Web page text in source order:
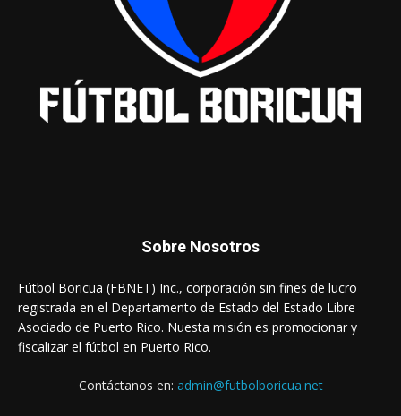
Sobre Nosotros
Fútbol Boricua (FBNET) Inc., corporación sin fines de lucro
registrada en el Departamento de Estado del Estado Libre
Asociado de Puerto Rico. Nuesta misión es promocionar y
fiscalizar el fútbol en Puerto Rico.
Contáctanos en: admin@futbolboricua.net